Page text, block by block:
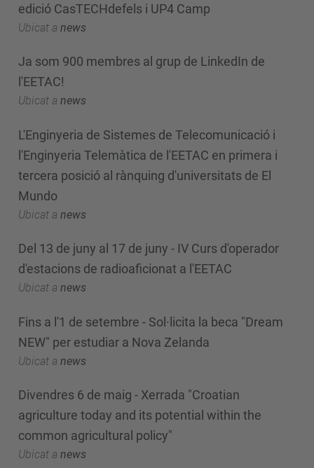
edició CasTECHdefels i UP4 Camp
Ubicat a news
Ja som 900 membres al grup de LinkedIn de
l'EETAC!
Ubicat a news
L'Enginyeria de Sistemes de Telecomunicació i
l'Enginyeria Telemàtica de l'EETAC en primera i
tercera posició al rànquing d'universitats de El
Mundo
Ubicat a news
Del 13 de juny al 17 de juny - IV Curs d'operador
d'estacions de radioaficionat a l'EETAC
Ubicat a news
Fins a l'1 de setembre - Sol·licita la beca "Dream
NEW" per estudiar a Nova Zelanda
Ubicat a news
Divendres 6 de maig - Xerrada "Croatian
agriculture today and its potential within the
common agricultural policy"
Ubicat a news